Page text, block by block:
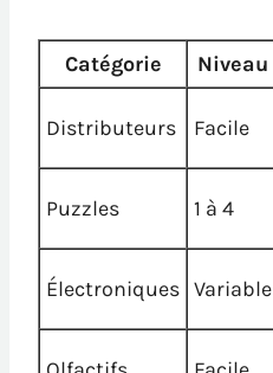
Catégorie Niveau
Distributeurs Facile
Puzzles 1 à 4
Électroniques Variable